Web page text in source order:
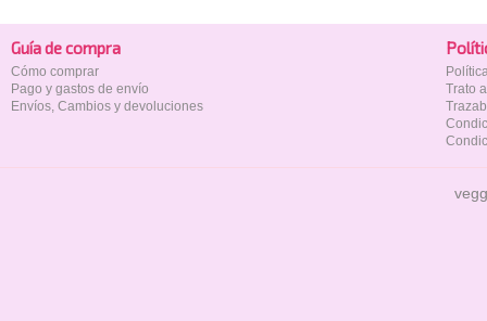
Guía de compra
Cómo comprar
Pago y gastos de envío
Envíos, Cambios y devoluciones
Trato